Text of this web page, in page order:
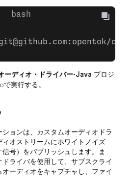
ーディオ・ドライバー-Java プロジ
実行する。
ョンは、カスタムオーディオドラ
オストリームにホワイトノイズ
信号）をパブリッシュします。ま
ライバを使用して、サブスクライ
ーディオをキャプチャし、ファイ